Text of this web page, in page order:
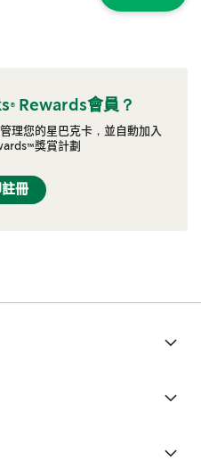
Rewards會員？
理您的星巴克卡，並自動加入
獎賞計劃
冊